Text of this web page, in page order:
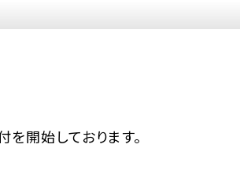
開始しております。